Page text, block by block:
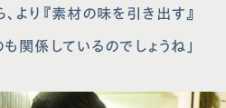
、より『素材の味を引き出す』
関係しているのでしょうね」